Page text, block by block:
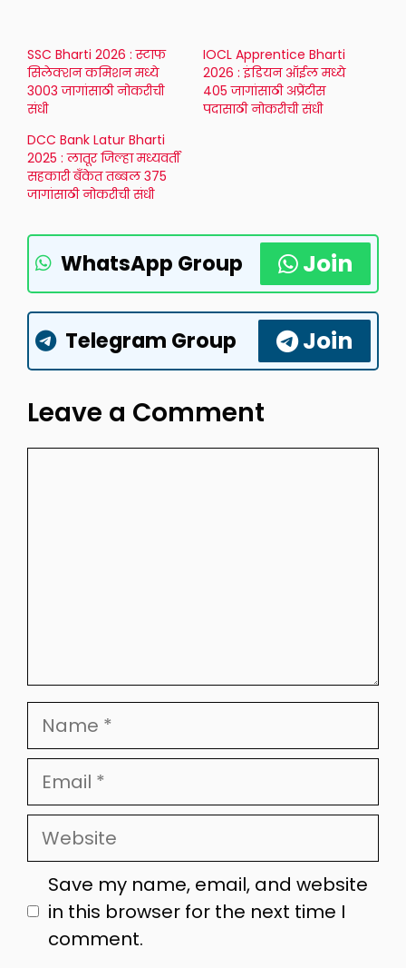
SSC Bharti 2026 : स्टाफ
सिलेक्शन कमिशन मध्ये
3003 जागांसाठी नोकरीची
संधी
IOCL Apprentice Bharti
2026 : इंडियन ऑईल मध्ये
405 जागांसाठी अप्रेंटीस
पदासाठी नोकरीची संधी
DCC Bank Latur Bharti
2025 : लातूर जिल्हा मध्यवर्ती
सहकारी बँकेत तब्बल 375
जागांसाठी नोकरीची संधी
WhatsApp Group Join
Telegram Group Join
Leave a Comment
Name
Email
Website
Save my name, email, and website
in this browser for the next time I
comment.